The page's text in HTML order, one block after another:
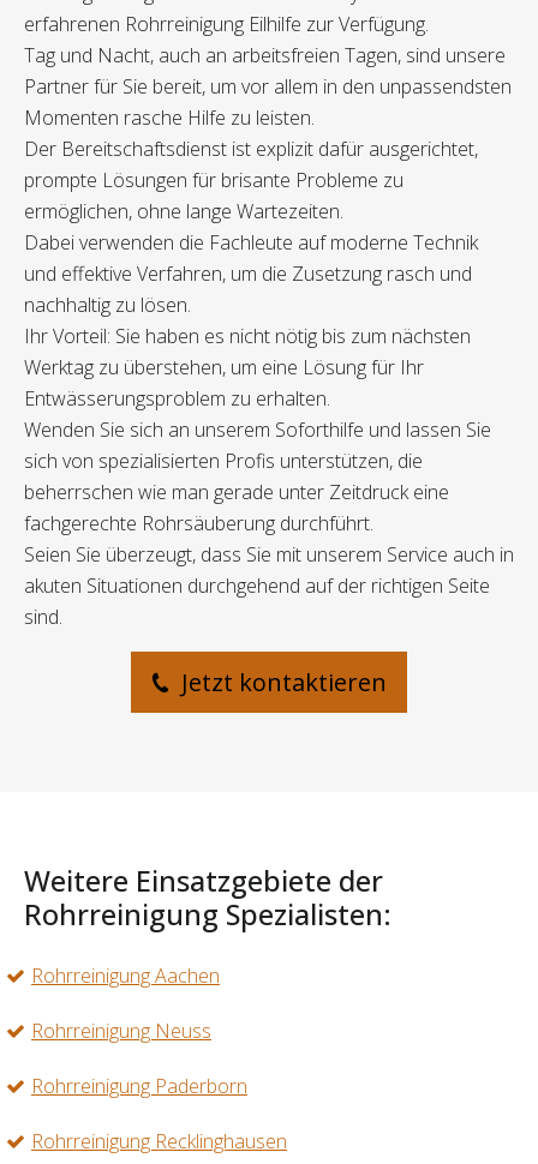
erfahrenen Rohrreinigung Eilhilfe zur Verfügung.
Tag und Nacht, auch an arbeitsfreien Tagen, sind unsere
Partner für Sie bereit, um vor allem in den unpassendsten
Momenten rasche Hilfe zu leisten.
Der Bereitschaftsdienst ist explizit dafür ausgerichtet,
prompte Lösungen für brisante Probleme zu
ermöglichen, ohne lange Wartezeiten.
Dabei verwenden die Fachleute auf moderne Technik
und effektive Verfahren, um die Zusetzung rasch und
nachhaltig zu lösen.
Ihr Vorteil: Sie haben es nicht nötig bis zum nächsten
Werktag zu überstehen, um eine Lösung für Ihr
Entwässerungsproblem zu erhalten.
Wenden Sie sich an unserem Soforthilfe und lassen Sie
sich von spezialisierten Profis unterstützen, die
beherrschen wie man gerade unter Zeitdruck eine
fachgerechte Rohrsäuberung durchführt.
Seien Sie überzeugt, dass Sie mit unserem Service auch in
akuten Situationen durchgehend auf der richtigen Seite
sind.
Jetzt kontaktieren
Weitere Einsatzgebiete der
Rohrreinigung Spezialisten:
Rohrreinigung Aachen
Rohrreinigung Neuss
Rohrreinigung Paderborn
Rohrreinigung Recklinghausen